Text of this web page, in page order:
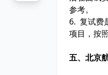
参考。
6. 复试费
项目，按
五、北京